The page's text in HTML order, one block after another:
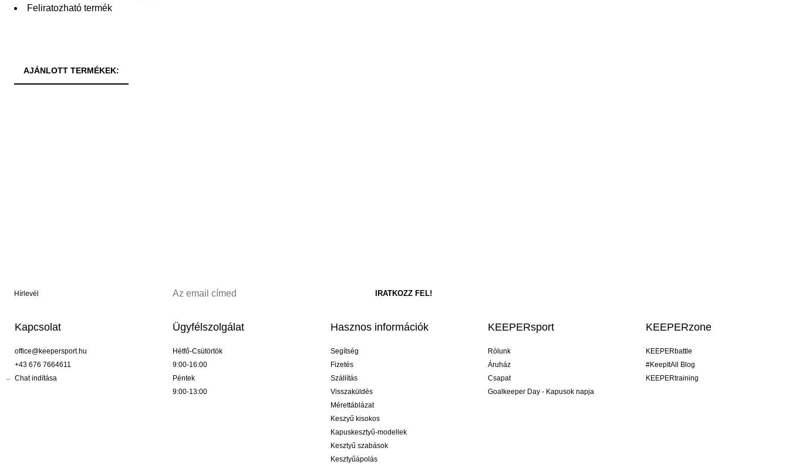
Feliratozható termék
AJÁNLOTT TERMÉKEK:
Hírlevél
Kapcsolat
office@keepersport.hu
+43 676 7664611
Chat indítása
Ügyfélszolgálat
Hétfő-Csütörtök
9:00-16:00
Péntek
9:00-13:00
Hasznos információk
Segítség
Fizetés
Szállítás
Visszaküldés
Mérettáblázat
Keszyű kisokos
Kapuskesztyű-modellek
Kesztyű szabások
Kesztyűápolás
KEEPERsport
Rólunk
Áruház
Csapat
Goalkeeper Day - Kapusok napja
KEEPERzone
KEEPERbattle
#KeepItAll Blog
KEEPERtraining